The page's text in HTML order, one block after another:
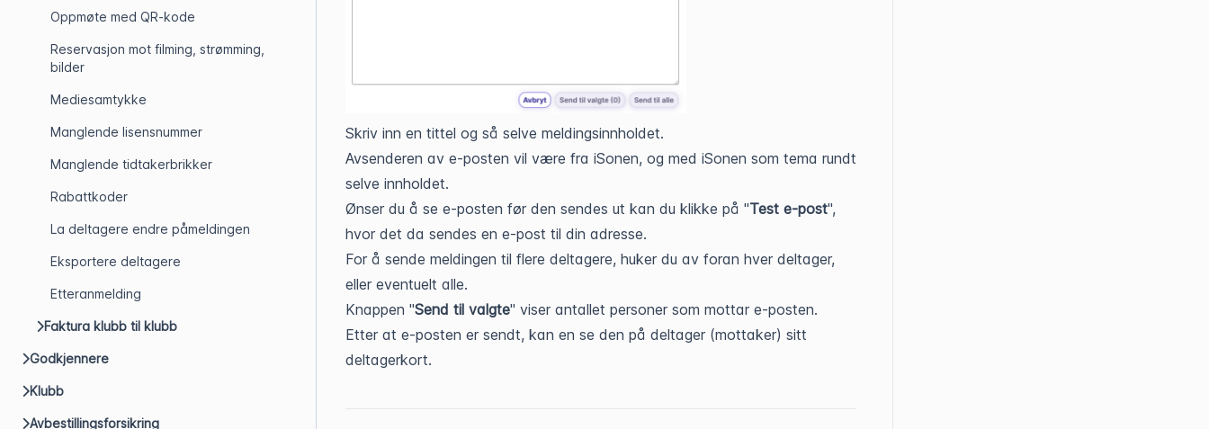
Oppmøte med QR-kode
Reservasjon mot filming, strømming,
bilder
Mediesamtykke
Manglende lisensnummer
Manglende tidtakerbrikker
Rabattkoder
La deltagere endre påmeldingen
Eksportere deltagere
Etteranmelding
Faktura klubb til klubb
Godkjennere
Klubb
Avbestillingsforsikring
Skriv inn en tittel og så selve meldingsinnholdet.
Avsenderen av e-posten vil være fra iSonen, og med iSonen som tema rundt
selve innholdet.
Ønser du å se e-posten før den sendes ut kan du klikke på "Test e-post",
hvor det da sendes en e-post til din adresse.
For å sende meldingen til flere deltagere, huker du av foran hver deltager,
eller eventuelt alle.
Knappen "Send til valgte" viser antallet personer som mottar e-posten.
Etter at e-posten er sendt, kan en se den på deltager (mottaker) sitt
deltagerkort.